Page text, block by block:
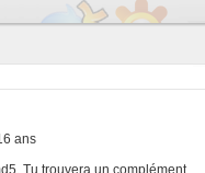
ans
Tu trouvera un complément